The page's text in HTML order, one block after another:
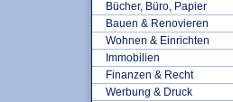
Bücher, Büro, Papier
Bauen & Renovieren
Wohnen & Einrichten
Immobilien
Finanzen & Recht
Werbung & Druck